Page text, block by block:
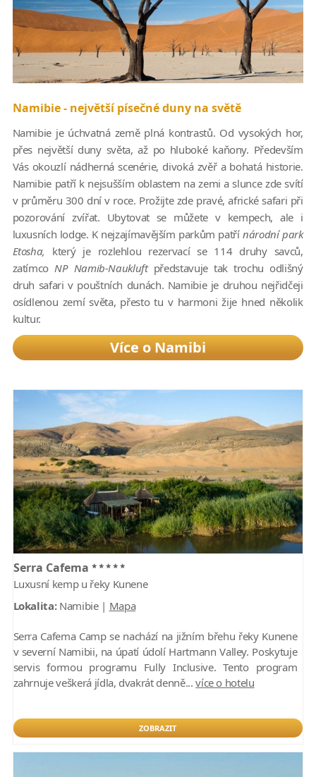
Namibie - největší písečné duny na světě
Namibie je úchvatná země plná kontrastů. Od vysokých hor,
přes největší duny světa, až po hluboké kaňony. Především
Vás okouzlí nádherná scenérie, divoká zvěř a bohatá historie.
Namibie patří k nejsušším oblastem na zemi a slunce zde svítí
v průměru 300 dní v roce. Prožijte zde pravé, africké safari při
pozorování zvířat. Ubytovat se můžete v kempech, ale i
luxusních lodge. K nejzajímavějším parkům patřínárodní park
Etosha, který je rozlehlou rezervací se 114 druhy savců,
zatímcoNP Namib-Naukluftpředstavuje tak trochu odlišný
druh safari v pouštních dunách. Namibie je druhou nejřidčeji
osídlenou zemí světa, přesto tu v harmoni žije hned několik
kultur.
Více o Namibi
Serra Cafema *****
Luxusní kemp u řeky Kunene
Lokalita:Namibie | Mapa
Serra Cafema Camp se nachází na jižním břehu řeky Kunene
v severní Namibii, na úpatí údolí Hartmann Valley. Poskytuje
servis formou programu Fully Inclusive. Tento program
zahrnuje veškerá jídla, dvakrát denně...více o hotelu
ZOBRAZIT